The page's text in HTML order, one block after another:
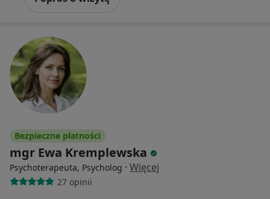
Bezpieczne płatności
mgr Ewa Kremplewska
Psychoterapeuta, Psycholog · Więcej
27 opinii